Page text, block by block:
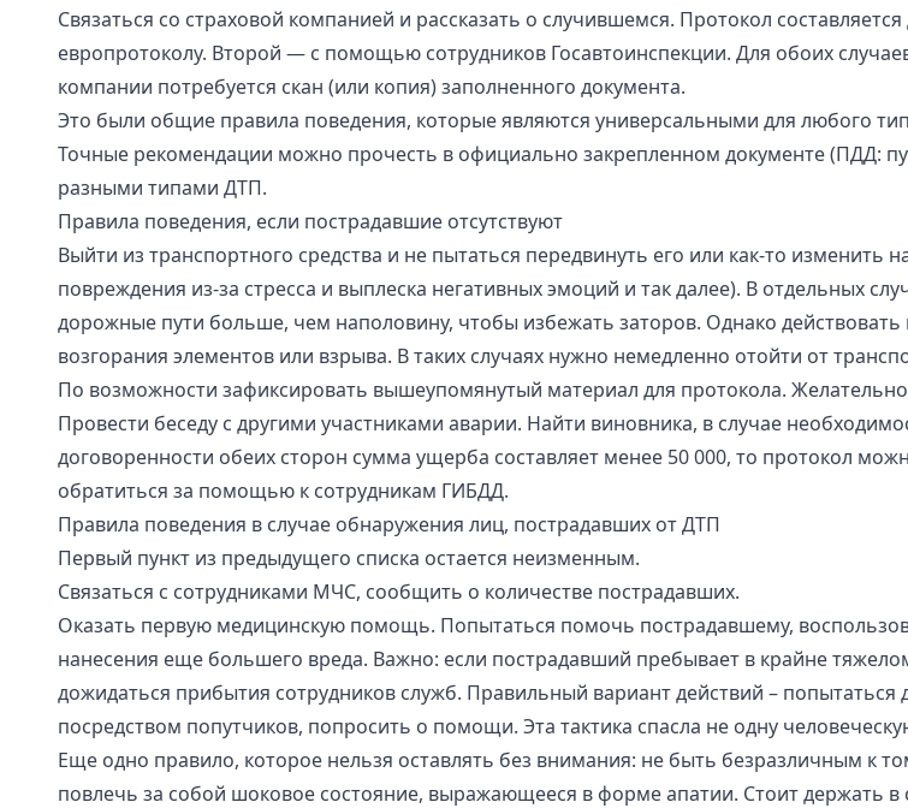
Связаться со страховой компанией и рассказать о случившемся. Протокол
европротоколу. Второй — с помощью сотрудников Госавтоинспекции. Для обоих
компании потребуется скан (или копия) заполненного документа.
Это были общие правила поведения, которые являются универсальными для любого
Точные рекомендации можно прочесть в официально закрепленном документе (ПДД:
разными типами ДТП.
Правила поведения, если пострадавшие отсутствуют
Выйти из транспортного средства и не пытаться передвинуть его или как-то
повреждения из-за стресса и выплеска негативных эмоций и так далее). В отдельных
дорожные пути больше, чем наполовину, чтобы избежать заторов. Однако
возгорания элементов или взрыва. В таких случаях нужно немедленно отойти от
По возможности зафиксировать вышеупомянутый материал для протокола.
Провести беседу с другими участниками аварии. Найти виновника, в случае
договоренности обеих сторон сумма ущерба составляет менее 50 000, то протокол
обратиться за помощью к сотрудникам ГИБДД.
Правила поведения в случае обнаружения лиц, пострадавших от ДТП
Первый пункт из предыдущего списка остается неизменным.
Связаться с сотрудниками МЧС, сообщить о количестве пострадавших.
Оказать первую медицинскую помощь. Попытаться помочь пострадавшему,
нанесения еще большего вреда. Важно: если пострадавший пребывает в крайне
дожидаться прибытия сотрудников служб. Правильный вариант действий –
посредством попутчиков, попросить о помощи. Эта тактика спасла не одну
Еще одно правило, которое нельзя оставлять без внимания: не быть безразличным к
повлечь за собой шоковое состояние, выражающееся в форме апатии. Стоит держать